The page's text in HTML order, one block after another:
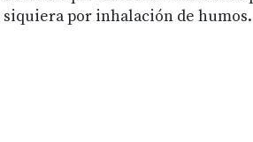
siquiera por inhalación de humos.